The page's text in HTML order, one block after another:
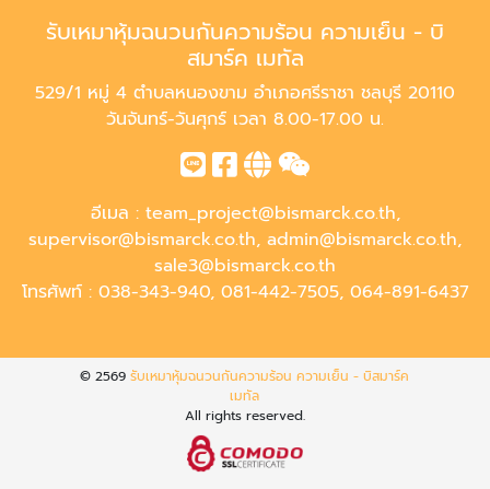
รับเหมาหุ้มฉนวนกันความร้อน ความเย็น - บิ
สมาร์ค เมทัล
529/1 หมู่ 4 ตำบลหนองขาม อำเภอศรีราชา ชลบุรี 20110
วันจันทร์-วันศุกร์ เวลา 8.00-17.00 น.
อีเมล : team_project@bismarck.co.th,
supervisor@bismarck.co.th, admin@bismarck.co.th,
sale3@bismarck.co.th
โทรศัพท์ : 038-343-940, 081-442-7505, 064-891-6437
© 2569รับเหมาหุ้มฉนวนกันความร้อน ความเย็น - บิสมาร์ค
เมทัล
All rights reserved.